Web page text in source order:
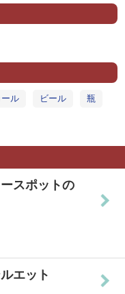
ル ビール 瓶
スポットの
エット